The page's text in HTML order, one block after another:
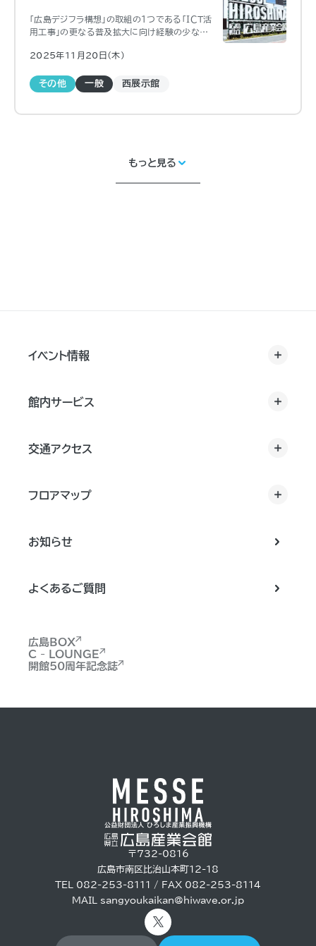
「広島デジフラ構想」の取組の１つである「ＩＣＴ活
用工事」の更なる普及拡大に向け経験の少ない
践講座」、「ＩＣＴステップアップ実践講座」を県内３
2025年11月20日（木)
その他 一般 西展示館
もっと見る
イベント情報
館内サービス
交通アクセス
フロアマップ
お知らせ
よくあるご質問
広島BOX
C - LOUNGE
開館50周年記念誌
〒732-0816
広島市南区比治山本町12-18
TEL 082-253-8111 / FAX 082-253-8114
MAIL sangyoukaikan@hiwave.or.jp